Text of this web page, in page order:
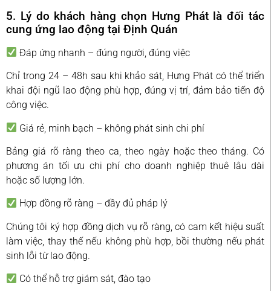
5. Lý do khách hàng chọn Hưng Phát là đối tác
cung ứng lao động tại Định Quán
Đáp ứng nhanh – đúng người, đúng việc
Chỉ trong 24 – 48h sau khi khảo sát, Hưng Phát có thể triển
khai đội ngũ lao động phù hợp, đúng vị trí, đảm bảo tiến độ
công việc.
Giá rẻ, minh bạch – không phát sinh chi phí
Bảng giá rõ ràng theo ca, theo ngày hoặc theo tháng. Có
phương án tối ưu chi phí cho doanh nghiệp thuê lâu dài
hoặc số lượng lớn.
Hợp đồng rõ ràng – đầy đủ pháp lý
Chúng tôi ký hợp đồng dịch vụ rõ ràng, có cam kết hiệu suất
làm việc, thay thế nếu không phù hợp, bồi thường nếu phát
sinh lỗi từ lao động.
Có thể hỗ trợ giám sát, đào tạo